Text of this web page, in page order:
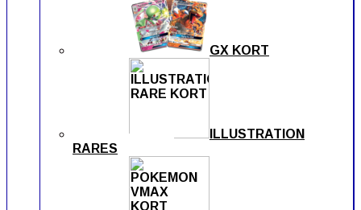
GX KORT
ILLUSTRATION
RARES